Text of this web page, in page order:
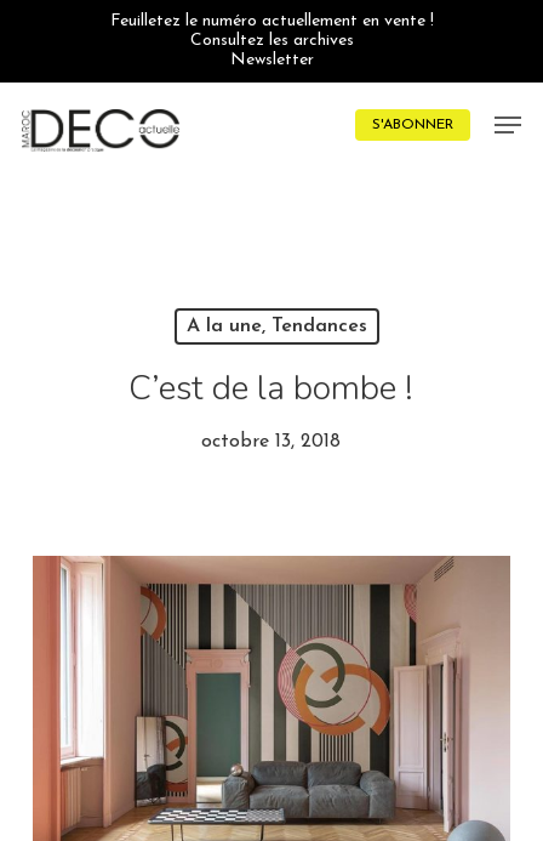
Feuilletez le numéro actuellement en vente !
Consultez les archives
Newsletter
S'ABONNER
A la une, Tendances
C’est de la bombe !
octobre 13, 2018